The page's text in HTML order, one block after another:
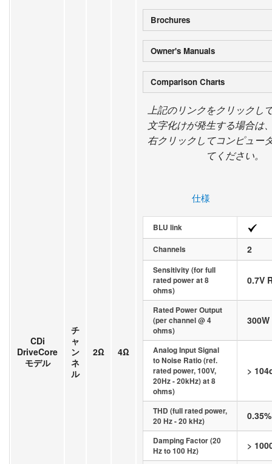
CDi
DriveCore
モデル
チ
ャ
ン
ネ
ル
2Ω 4Ω
Brochures
Owner's Manuals
Comparison Charts
上記のリンクをクリックし
文字化けが発生する場合は
右クリックしてコンピュー
てください。
仕様
BLU link
Channels 2
Sensitivity (for full
rated power at 8
ohms)
0.7V
Rated Power Output
(per channel @ 4
ohms)
300W
Analog Input Signal
to Noise Ratio (ref.
rated power, 100V,
20Hz - 20kHz) at 8
ohms)
>
THD (full rated power,
20 Hz - 20 kHz)
0.35%
Damping Factor (20
Hz to 100 Hz)
>